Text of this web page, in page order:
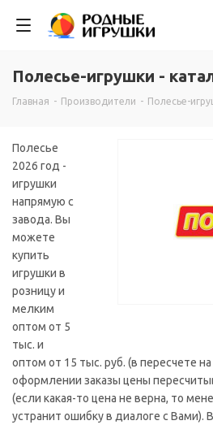
Полесье-игрушки -
Главная - Производители - Полесье-
Полесье
2026 год -
игрушки
напрямую с
завода. Вы
можете
купить
игрушки в
розницу и
мелким
оптом от 5
тыс. и
оптом от 15 тыс. руб. (в пересчете
оформлении заказы цены
(если какая-то цена не верна, то
устранит ошибку в диалоге с Вами).